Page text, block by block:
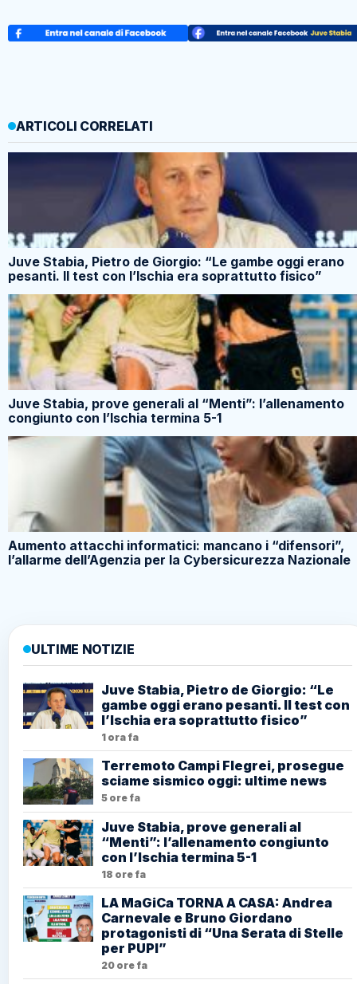
ARTICOLI CORRELATI
Juve Stabia, Pietro de Giorgio: “Le gambe oggi erano
pesanti. Il test con l’Ischia era soprattutto fisico”
Juve Stabia, prove generali al “Menti”: l’allenamento
congiunto con l’Ischia termina 5-1
Aumento attacchi informatici: mancano i “difensori”,
l’allarme dell’Agenzia per la Cybersicurezza Nazionale
ULTIME NOTIZIE
Juve Stabia, Pietro de Giorgio: “Le
gambe oggi erano pesanti. Il test con
l’Ischia era soprattutto fisico”
1 ora fa
Terremoto Campi Flegrei, prosegue
sciame sismico oggi: ultime news
5 ore fa
Juve Stabia, prove generali al
“Menti”: l’allenamento congiunto
con l’Ischia termina 5-1
18 ore fa
LA MaGiCa TORNA A CASA: Andrea
Carnevale e Bruno Giordano
protagonisti di “Una Serata di Stelle
per PUPI”
20 ore fa